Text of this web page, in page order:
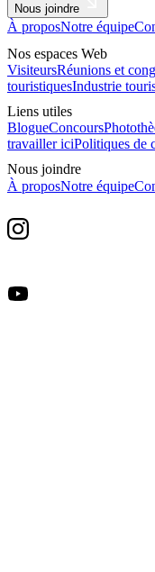
Nous joindre
À proposNotre équipe
Nos espaces Web
VisiteursRéunions et
touristiquesIndustrie
Liens utiles
BlogueConcours
travailler iciPolitiques de
Nous joindre
À proposNotre équipe